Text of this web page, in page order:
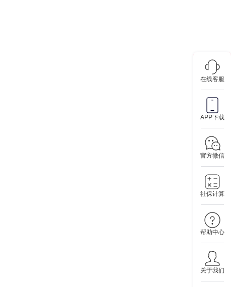
在线客服
APP下载
官方微信
社保计算
帮助中心
关于我们